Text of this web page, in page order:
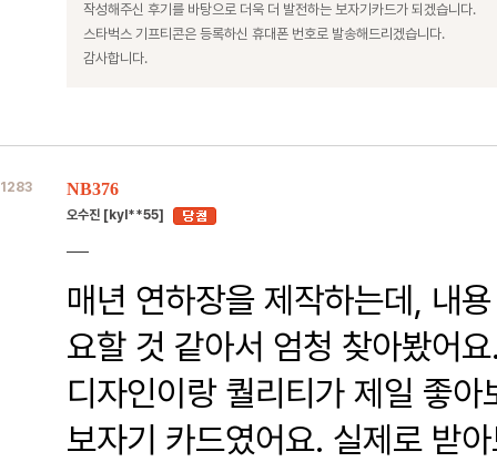
작성해주신 후기를 바탕으로 더욱 더 발전하는 보자기카드가 되겠습니다.
스타벅스 기프티콘은 등록하신 휴대폰 번호로 발송해드리겠습니다.
감사합니다.
1283 NB376
오수진 [kyl**55]
매년 연하장을 제작하는데, 내
요할 것 같아서 엄청 찾아봤어
디자인이랑 퀄리티가 제일 좋
보자기 카드였어요. 실제로 받